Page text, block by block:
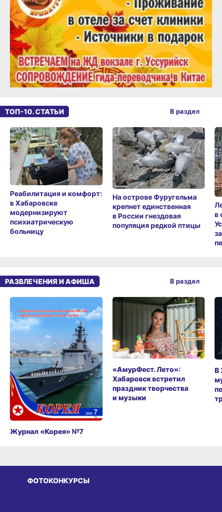
ТОП-10. СТАТЬИ
Реабилитация и комфорт:
в Хабаровске
модернизируют
психиатрическую
больницу
На острове Фуругельма
крепнет единственная
в России гнездовая
популяция редкой птицы
в
В раздел
РАЗВЛЕЧЕНИЯ И АФИША
Журнал «Корея» №7
«АмурФест. Лето»:
Хабаровск встретил
праздник творчества
и музыки
В
В раздел
ФОТОКОНКУРСЫ